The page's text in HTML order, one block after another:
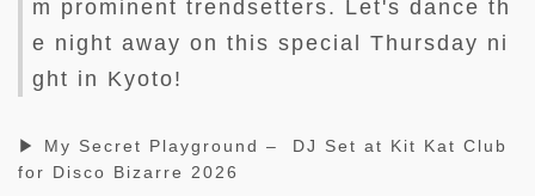
m prominent trendsetters. Let's dance th
e night away on this special Thursday ni
ght in Kyoto!
▶ My Secret Playground – DJ Set at Kit Kat Club
for Disco Bizarre 2026